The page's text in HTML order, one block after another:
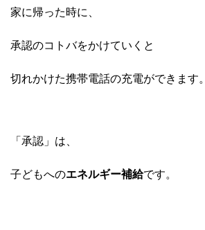
家に帰った時に、
承認のコトバをかけていくと
切れかけた携帯電話の充電ができます。
「承認」は、
子どもへのエネルギー補給です。